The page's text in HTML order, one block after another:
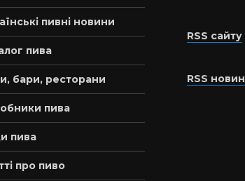
пивні новини
пива
бари, ресторани
пива
пива
про пиво
RSS сайту
RSS новин